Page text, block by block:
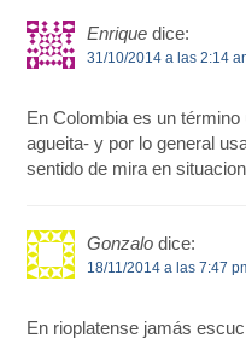
Enrique dice:
31/10/2014 a las 2:14
En Colombia es un
agueita- y por lo general
sentido de mira en
Gonzalo dice:
18/11/2014 a las 7:47
En rioplatense jamás